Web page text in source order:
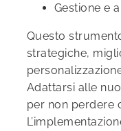
Gestione e
Questo
strategiche,
Adattarsi alle
per non perdere